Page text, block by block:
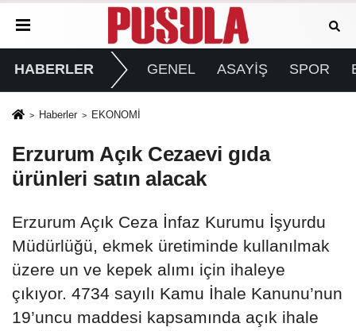
HABERLER GENEL ASAYİŞ SPOR
Haberler EKONOMİ
Erzurum Açık Cezaevi gıda
ürünleri satın alacak
Erzurum Açık Ceza İnfaz Kurumu İşyurdu
Müdürlüğü, ekmek üretiminde kullanılmak
üzere un ve kepek alımı için ihaleye
çıkıyor. 4734 sayılı Kamu İhale Kanunu’nun
19’uncu maddesi kapsamında açık ihale